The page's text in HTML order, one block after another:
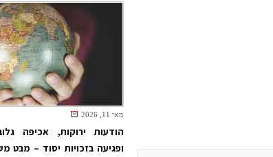
מאי 11, 2026
הודעות ירוקות, אכיפה
ופגיעה בזכויות יסוד – מבט